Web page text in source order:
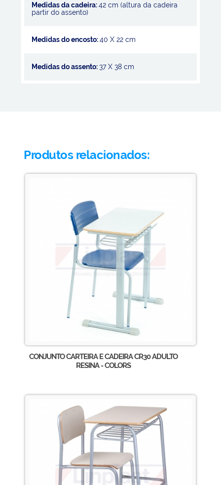
Medidas da cadeira:42 cm (altura da cadeira
partir do assento)
Medidas do encosto:40 X 22 cm
Medidas do assento:37 X 38 cm
Produtos relacionados:
CONJUNTO CARTEIRA E CADEIRA CR30 ADULTO
RESINA - COLORS